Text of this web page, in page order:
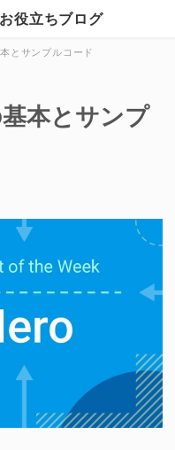
役立ちブログ
とサンプルコード
本とサンプ